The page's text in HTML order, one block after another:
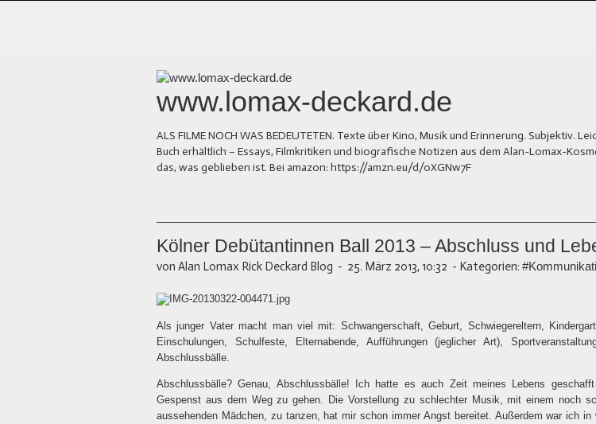
www.lomax-deckard.de
ALS FILME NOCH WAS BEDEUTETEN. Texte über Kino, Musik und Erinnerung. Subjektiv.
Buch erhältlich – Essays, Filmkritiken und biografische Notizen aus dem Alan-Lomax-
das, was geblieben ist. Bei amazon: https://amzn.eu/d/0XGNw7F
Kölner Debütantinnen Ball 2013 – Abschluss und
von Alan Lomax Rick Deckard Blog - 25. März 2013, 10:32 - Kategorien:
Als junger Vater macht man viel mit: Schwangerschaft, Geburt, Schwiegereltern,
Einschulungen, Schulfeste, Elternabende, Aufführungen (jeglicher Art),
Abschlussbälle.
Abschlussbälle? Genau, Abschlussbälle! Ich hatte es auch Zeit meines Lebens
Gespenst aus dem Weg zu gehen. Die Vorstellung zu schlechter Musik, mit einem noch
aussehenden Mädchen, zu tanzen, hat mir schon immer Angst bereitet. Außerdem war ich in